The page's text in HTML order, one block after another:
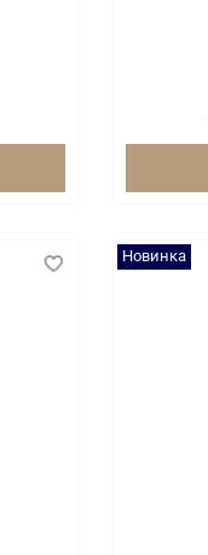
Новинка